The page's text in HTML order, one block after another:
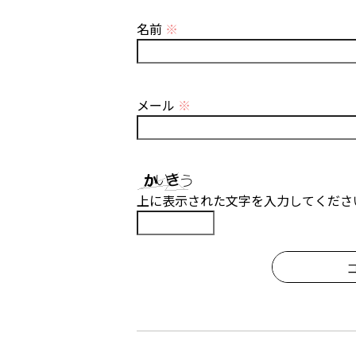
名前 ※
メール ※
上に表示された文字を入力してくださ